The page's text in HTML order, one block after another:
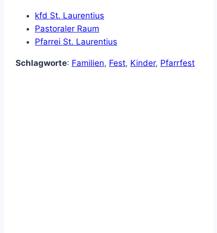
kfd St. Laurentius
Pastoraler Raum
Pfarrei St. Laurentius
Schlagworte: Familien, Fest, Kinder, Pfarrfest